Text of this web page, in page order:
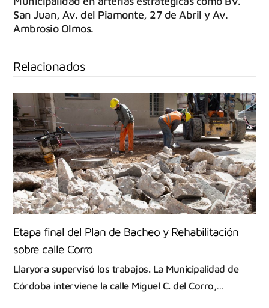
San Juan, Av. del Piamonte, 27 de Abril y Av.
Ambrosio Olmos.
Relacionados
Etapa final del Plan de Bacheo y Rehabilitación
sobre calle Corro
Llaryora supervisó los trabajos. La Municipalidad de
Córdoba interviene la calle Miguel C. del Corro,…